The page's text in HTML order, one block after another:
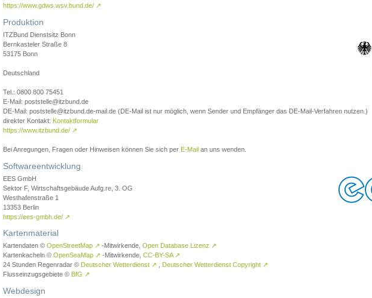
https://www.gdws.wsv.bund.de/ ↗
Produktion
ITZBund Dienstsitz Bonn
Bernkasteler Straße 8
53175 Bonn
Deutschland
Tel.: 0800 800 75451
E-Mail: poststelle@itzbund.de
DE-Mail: poststelle@itzbund.de-mail.de (DE-Mail ist nur möglich, wenn Sender und Empfänger das DE-Mail-Verfahren nutzen.)
direkter Kontakt: Kontaktformular
https://www.itzbund.de/ ↗
Bei Anregungen, Fragen oder Hinweisen können Sie sich per E-Mail an uns wenden.
Softwareentwicklung
EES GmbH
Sektor F, Wirtschaftsgebäude Aufg.re, 3. OG
Westhafenstraße 1
13353 Berlin
https://ees-gmbh.de/ ↗
Kartenmaterial
Kartendaten © OpenStreetMap ↗ -Mitwirkende, Open Database Lizenz ↗
Kartenkacheln © OpenSeaMap ↗ -Mitwirkende, CC-BY-SA ↗
24 Stunden Regenradar © Deutscher Wetterdienst ↗ Deutscher Wetterdienst Copyright ↗
Flusseinzugsgebiete © BfG ↗
Webdesign